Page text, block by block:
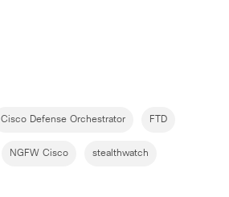
Cisco Defense Orchestrator FTD
NGFW Cisco stealthwatch